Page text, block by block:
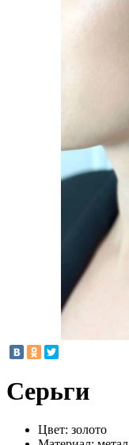
Серьги
Цвет: золото